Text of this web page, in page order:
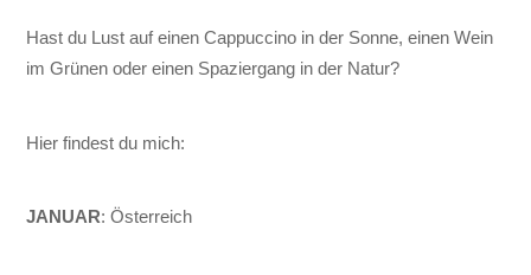
Hast du Lust auf einen Cappuccino in der Sonne, einen Wein
im Grünen oder einen Spaziergang in der Natur?
Hier findest du mich:
JANUAR: Österreich